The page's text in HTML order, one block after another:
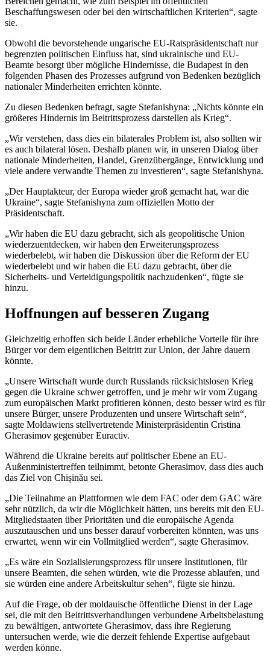
Beschaffungswesen oder bei den wirtschaftlichen Kriterien“, sagte
sie.
Obwohl die bevorstehende ungarische EU-Ratspräsidentschaft nur
begrenzten politischen Einfluss hat, sind ukrainische und EU-
Beamte besorgt über mögliche Hindernisse, die Budapest in den
folgenden Phasen des Prozesses aufgrund von Bedenken bezüglich
nationaler Minderheiten errichten könnte.
Zu diesen Bedenken befragt, sagte Stefanishyna: „Nichts könnte ein
größeres Hindernis im Beitrittsprozess darstellen als Krieg“.
„Wir verstehen, dass dies ein bilaterales Problem ist, also sollten wir
es auch bilateral lösen. Deshalb planen wir, in unseren Dialog über
nationale Minderheiten, Handel, Grenzübergänge, Entwicklung und
viele andere verwandte Themen zu investieren“, sagte Stefanishyna.
„Der Hauptakteur, der Europa wieder groß gemacht hat, war die
Ukraine“, sagte Stefanishyna zum offiziellen Motto der
Präsidentschaft.
„Wir haben die EU dazu gebracht, sich als geopolitische Union
wiederzuentdecken, wir haben den Erweiterungsprozess
wiederbelebt, wir haben die Diskussion über die Reform der EU
wiederbelebt und wir haben die EU dazu gebracht, über die
Sicherheits- und Verteidigungspolitik nachzudenken“, fügte sie
hinzu.
Hoffnungen auf besseren Zugang
Gleichzeitig erhoffen sich beide Länder erhebliche Vorteile für ihre
Bürger vor dem eigentlichen Beitritt zur Union, der Jahre dauern
könnte.
„Unsere Wirtschaft wurde durch Russlands rücksichtslosen Krieg
gegen die Ukraine schwer getroffen, und je mehr wir vom Zugang
zum europäischen Markt profitieren können, desto besser wird es für
unsere Bürger, unsere Produzenten und unsere Wirtschaft sein“,
sagte Moldawiens stellvertretende Ministerpräsidentin Cristina
Gherasimov gegenüber Euractiv.
Während die Ukraine bereits auf politischer Ebene an EU-
Außenministertreffen teilnimmt, betonte Gherasimov, dass dies auch
das Ziel von Chișinău sei.
„Die Teilnahme an Plattformen wie dem FAC oder dem GAC wäre
sehr nützlich, da wir die Möglichkeit hätten, uns bereits mit den EU-
Mitgliedstaaten über Prioritäten und die europäische Agenda
auszutauschen und uns besser darauf vorbereiten könnten, was uns
erwartet, wenn wir ein Vollmitglied werden“, sagte Gherasimov.
„Es wäre ein Sozialisierungsprozess für unsere Institutionen, für
unsere Beamten, die sehen würden, wie die Prozesse ablaufen, und
sie würden eine andere Arbeitskultur sehen“, fügte sie hinzu.
Auf die Frage, ob der moldauische öffentliche Dienst in der Lage
sei, die mit den Beitrittsverhandlungen verbundene Arbeitsbelastung
zu bewältigen, antwortete Gherasimov, dass ihre Regierung
untersuchen werde, wie die derzeit fehlende Expertise aufgebaut
werden könne.